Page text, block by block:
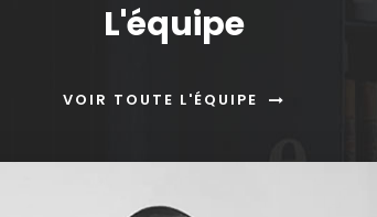
L'équipe
VOIR TOUTE L'ÉQUIPE